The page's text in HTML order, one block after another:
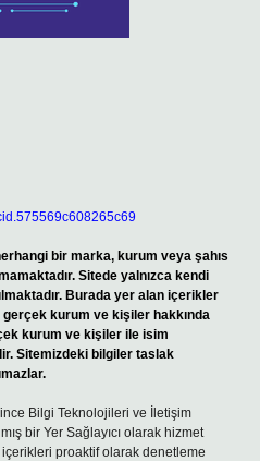
bir marka, kurum veya şahıs
Sitede yalnızca kendi
Burada yer alan içerikler
kurum ve kişiler hakkında
kurum ve kişiler ile isim
Sitemizdeki bilgiler taslak
Bilgi Teknolojileri ve İletişim
bir Yer Sağlayıcı olarak hizmet
proaktif olarak denetleme